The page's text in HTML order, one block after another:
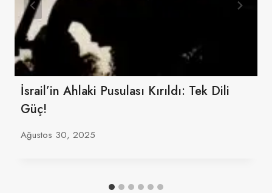
İsrail’in Ahlaki Pusulası Kırıldı: Tek Dili
Güç!
Ağustos 30, 2025